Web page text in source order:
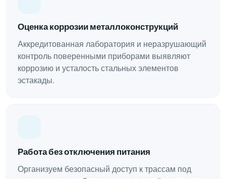
Оценка коррозии металлоконструкций
Аккредитованная лаборатория и неразрушающий
контроль поверенными приборами выявляют
коррозию и усталость стальных элементов
эстакады.
Работа без отключения питания
Организуем безопасный доступ к трассам под